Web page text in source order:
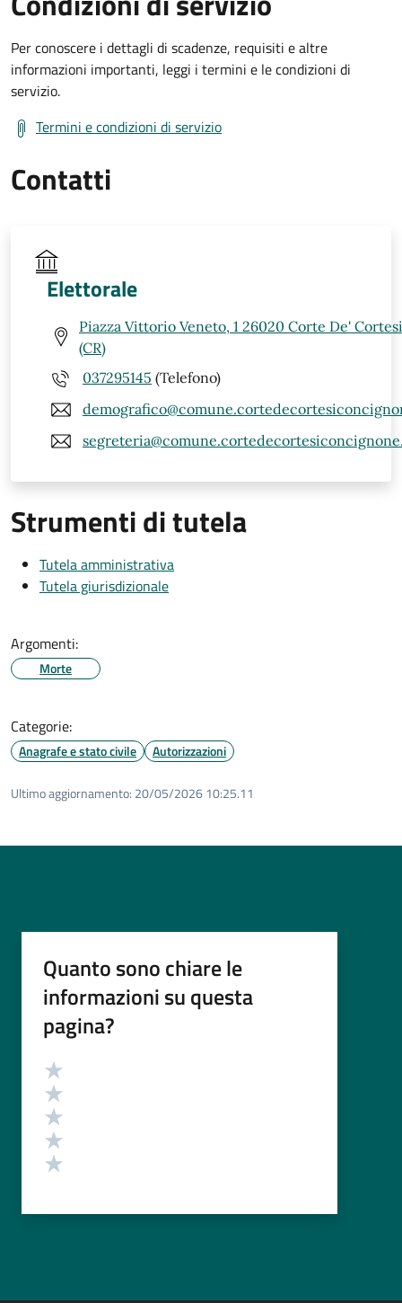
Per conoscere i dettagli di scadenze, requisiti e altre
informazioni importanti, leggi i termini e le condizioni di
servizio.
Termini e condizioni di servizio
Contatti
Elettorale
Piazza Vittorio Veneto, 1 26020 Corte De'
(CR)
037295145 (Telefono)
Strumenti di tutela
Tutela amministrativa
Tutela giurisdizionale
Argomenti:
Morte
Categorie:
Anagrafe e stato civile Autorizzazioni
Ultimo aggiornamento: 20/05/2026 10:25.11
Quanto sono chiare le
informazioni su questa
pagina?
Valutazione